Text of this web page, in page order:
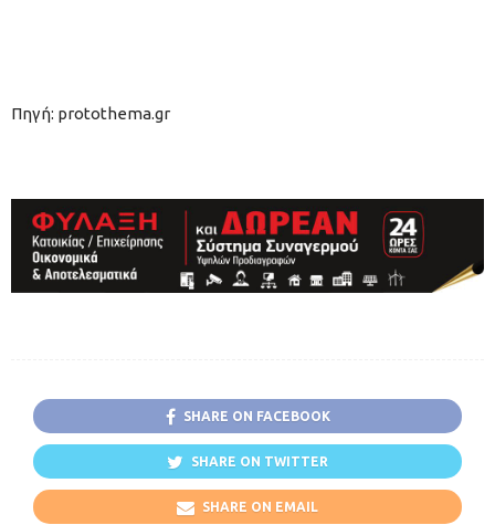
Πηγή: protothema.gr
SHARE ON FACEBOOK
SHARE ON TWITTER
SHARE ON EMAIL